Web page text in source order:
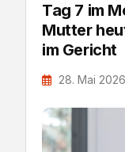
Tag 7 im
Mutter
im Gericht
28. Mai 2026